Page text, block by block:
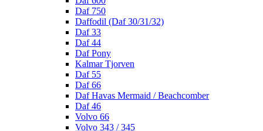
Daf 750
Daffodil (Daf 30/31/32)
Daf 33
Daf 44
Daf Pony
Kalmar Tjorven
Daf 55
Daf 66
Daf Havas Mermaid / Beachcomber
Daf 46
Volvo 66
Volvo 343 / 345